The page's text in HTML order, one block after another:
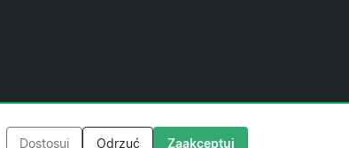
cookie·Polityka redakcyjna
Dostosuj Odrzuć Zaakceptuj